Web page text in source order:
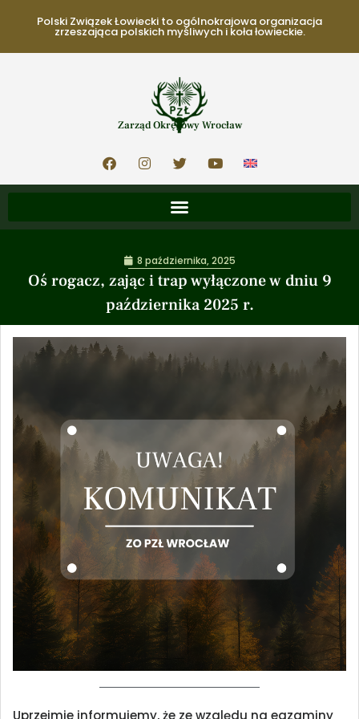
Polski Związek Łowiecki to ogólnokrajowa organizacja
zrzeszająca polskich myśliwych i koła łowieckie.
Zarząd Okręgowy Wrocław
Oś rogacz, zając i trap wyłączone w dniu 9
października 2025 r.
8 października, 2025
Uprzejmie informujemy, że ze względu na egzaminy